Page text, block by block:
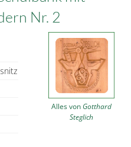
Nr. 2
Alles von Gotthard
Steglich